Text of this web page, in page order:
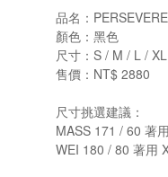
品名：
顏色：黑色
尺寸：S / M / L / XL
售價：NT$ 2880
尺寸挑選建議：
MASS 171 / 60 著
WEI 180 / 80 著用